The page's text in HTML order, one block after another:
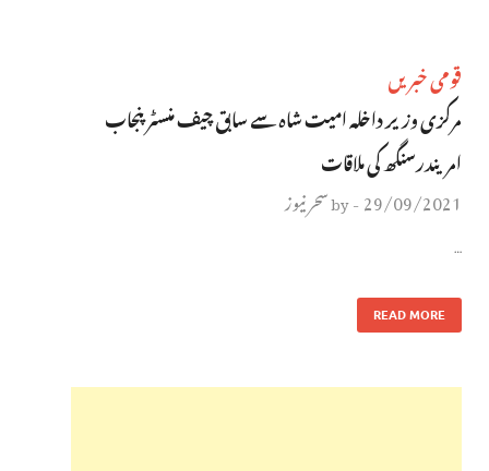
قومی خبریں
مرکزی وزیر داخلہ امیت شاہ سے سابق چیف منسٹر پنجاب
امریندرسنگھ کی ملاقات
29/09/2021
-
byسحر نیوز
…
READ MORE